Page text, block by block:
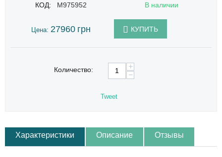
КОД: M975952 В наличии
Цена: 27960 грн КУПИТЬ
Количество:
+
−
Tweet
Характеристики Описание Отзывы